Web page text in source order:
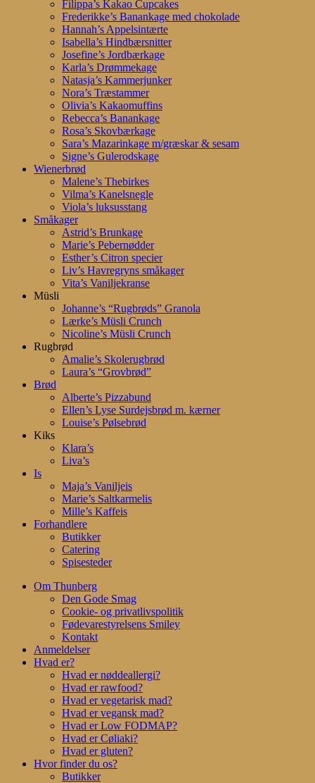
Filippa’s Kakao Cupcakes
Frederikke’s Banankage med chokolade
Hannah’s Appelsintærte
Isabella’s Hindbærsnitter
Josefine’s Jordbærkage
Karla’s Drømmekage
Natasja’s Kammerjunker
Nora’s Træstammer
Olivia’s Kakaomuffins
Rebecca’s Banankage
Rosa’s Skovbærkage
Sara’s Mazarinkage m/græskar & sesam
Signe’s Gulerodskage
Wienerbrød
Malene’s Thebirkes
Vilma’s Kanelsnegle
Viola’s luksusstang
Småkager
Astrid’s Brunkage
Marie’s Pebernødder
Esther’s Citron specier
Liv’s Havregryns småkager
Vita’s Vaniljekranse
Müsli
Johanne’s “Rugbrøds” Granola
Lærke’s Müsli Crunch
Nicoline’s Müsli Crunch
Rugbrød
Amalie’s Skolerugbrød
Laura’s “Grovbrød”
Brød
Alberte’s Pizzabund
Ellen’s Lyse Surdejsbrød m. kærner
Louise’s Pølsebrød
Kiks
Klara’s
Liva’s
Is
Maja’s Vaniljeis
Marie’s Saltkarmelis
Mille’s Kaffeis
Forhandlere
Butikker
Catering
Spisesteder
Om Thunberg
Den Gode Smag
Cookie- og privatlivspolitik
Fødevarestyrelsens Smiley
Kontakt
Anmeldelser
Hvad er?
Hvad er nøddeallergi?
Hvad er rawfood?
Hvad er vegetarisk mad?
Hvad er vegansk mad?
Hvad er Low FODMAP?
Hvad er Cøliaki?
Hvad er gluten?
Hvor finder du os?
Butikker